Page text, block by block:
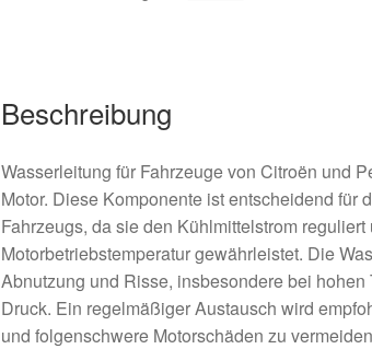
Beschreibung
Wasserleitung für Fahrzeuge von Citroën und
Motor. Diese Komponente ist entscheidend für
Fahrzeugs, da sie den Kühlmittelstrom
Motorbetriebstemperatur gewährleistet. Die
Abnutzung und Risse, insbesondere bei hohen
Druck. Ein regelmäßiger Austausch wird
und folgenschwere Motorschäden zu